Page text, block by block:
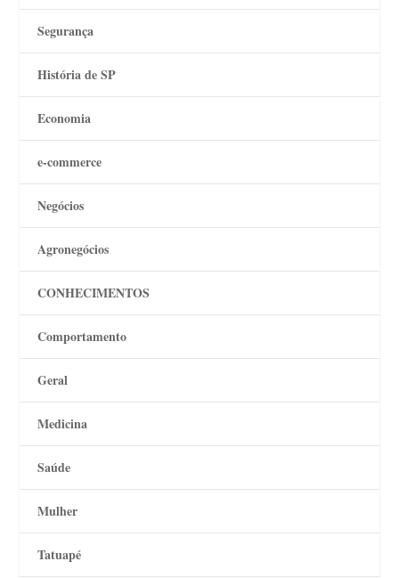
Segurança
História de SP
Economia
e-commerce
Negócios
Agronegócios
CONHECIMENTOS
Comportamento
Geral
Medicina
Saúde
Mulher
Tatuapé